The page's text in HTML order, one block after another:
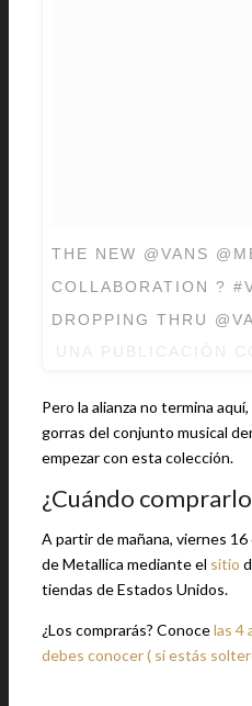
THE NEW @VANS
COLLABORATION ?
DROPPING THRU
Pero la alianza no termina
gorras del conjunto musical
empezar con esta colección.
¿Cuándo
A partir de mañana, viernes
de Metallica mediante el sitio
tiendas de Estados Unidos.
¿Los comprarás? Conocelas 4
debes conocer ( si estás